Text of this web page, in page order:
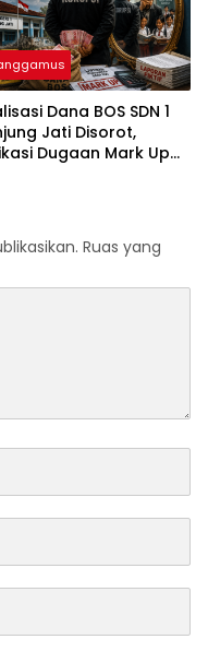
Dana BOS SDN 1
Jati Disorot,
Dugaan Mark Up
Ruas yang